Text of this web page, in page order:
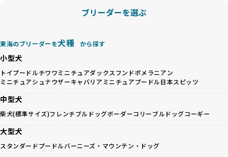
徹底した透明性こそが、BreederFamiliesの大きな特徴で
BreederFamiliesは、ペット業界が抱える命の大量生産・大
量販売、負担の大きい流通構造、劣悪な飼育環境といった課
題に真摯に向き合っています。優良ブリーダーとの直接取引
を促進することで、無駄な命の消費を減らし、命を大切にす
る社会の実現を目指しています。
人へ寄付しています。多くのペット販売業者が、動物福祉へ
の取り組みが不十分であることを理由に寄付を断られる中、
ます。この活動により、保護が必要なワンちゃんの救済や保
護活動の支援にも貢献しています。
一方で、営利優先ブリーダーは、広範囲に販売するためにペ
を軽視しがちです。
「ペットショップ等を使わない」の詳細はこちら
近年、「小さくて可愛い」「珍しい毛色」という見た目の特
徴が人気を集め、高値で取引されることが多くなっていま
くありません。極小サイズは骨や心臓に負担がかかりやす
く、レアカラーには遺伝疾患のリスクが高まることがありま
営利優先ブリーダーは、このような流行や需要に応じて無理
な繁殖を行いがちです。小柄な母犬を繁殖に多用して体に負
ブリーダーを選ぶ
東海のブリーダーを犬種 から探す
小型犬
トイプードルチワワミニチュアダックスフンドポメラニアン
ミニチュアシュナウザーキャバリア ミニチュアプードル日本スピッツ
中型犬
柴犬(標準サイズ)フレンチブルドッグボーダーコリーブルドッグコーギー
大型犬
スタンダードプードルバーニーズ・マウンテン・ドッグ